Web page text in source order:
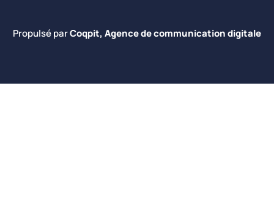
Propulsé parCoqpit, Agence de communication digitale